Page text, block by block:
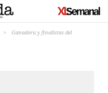
>
Ganadora y finalistas del